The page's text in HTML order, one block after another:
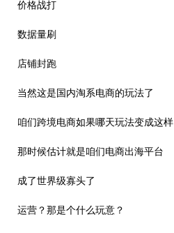
价格战打
数据量刷
店铺封跑
当然这是国内淘系电商的玩法了
咱们跨境电商如果哪天玩法变成这样
那时候估计就是咱们电商出海平台
成了世界级寡头了
运营？那是个什么玩意？